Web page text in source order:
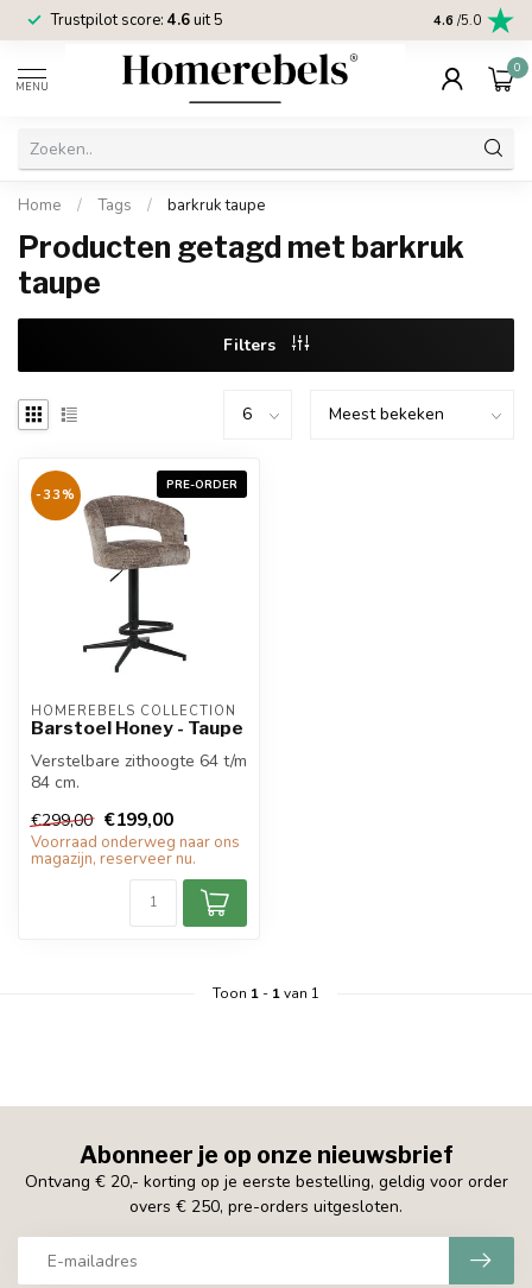
Trustpilot score: 4.6uit 5 2 jaar
4.6 /5.0
MENU
0
Home / Tags / barkruk taupe
Producten getagd met barkruk
taupe
Filters
PRE-ORDER
-33%
HOMEREBELS COLLECTION
Barstoel Honey - Taupe
Verstelbare zithoogte 64 t/m
84 cm.
€299,00 €199,00
Voorraad onderweg naar ons
magazijn, reserveer nu.
Toon 1- 1van 1
Abonneer je op onze nieuwsbrief
Ontvang € 20,- korting op je eerste bestelling, geldig voor order
overs € 250, pre-orders uitgesloten.